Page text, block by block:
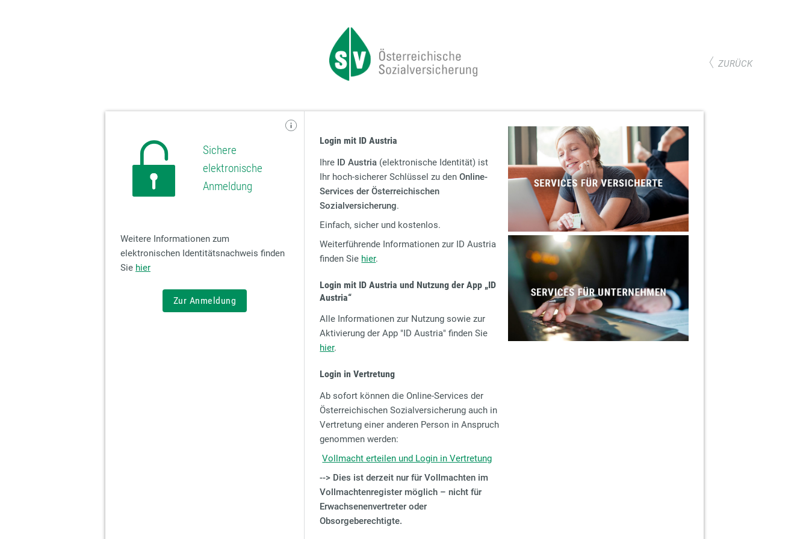
ZURÜCK
Sichere
elektronische
Anmeldung
Weitere Informationen zum
elektronischen Identitätsnachweis finden
Sie hier
Zur Anmeldung
Login mit ID Austria
Ihre ID Austria (elektronische Identität) ist
Ihr hoch-sicherer Schlüssel zu denOnline-
Services der Österreichischen
Sozialversicherung.
Einfach, sicher und kostenlos.
Weiterführende Informationen zur ID Austria
finden Sie hier.
Login mit ID Austria und Nutzung der App „ID
Austria“
Alle Informationen zur Nutzung sowie zur
Aktivierung der App "ID Austria" finden Sie
hier.
Login in Vertretung
Ab sofort können die Online-Services der
Österreichischen Sozialversicherung auch in
Vertretung einer anderen Person in Anspruch
genommen werden:
Vollmacht erteilen und Login in Vertretung
--> Dies ist derzeit nur für Vollmachten im
Vollmachtenregister möglich – nicht für
Erwachsenenvertreter oder
Obsorgeberechtigte.